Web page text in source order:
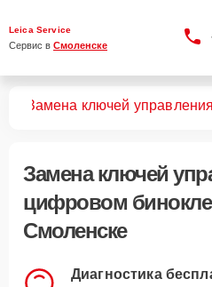
Leica Service
Сервис в Смоленске
Замена ключей управления
Замена ключей
цифровом бинокле
Смоленске
Диагностика